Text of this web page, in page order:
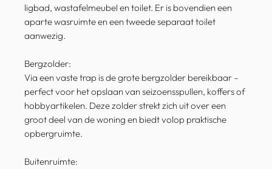
ligbad, wastafelmeubel en toilet. Er is bovendien een
aparte wasruimte en een tweede separaat toilet
aanwezig.
Bergzolder:
Via een vaste trap is de grote bergzolder bereikbaar –
perfect voor het opslaan van seizoensspullen, koffers of
hobbyartikelen. Deze zolder strekt zich uit over een
groot deel van de woning en biedt volop praktische
opbergruimte.
Buitenruimte: